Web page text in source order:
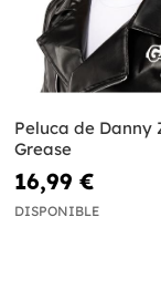
Peluca de Danny
Grease
16,99 €
DISPONIBLE